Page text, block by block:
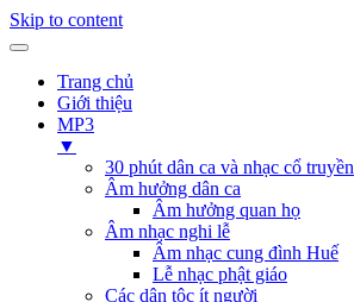
Skip to content
Trang chủ
Giới thiệu
MP3
▼
30 phút dân ca và nhạc cổ truyền
Âm hưởng dân ca
Âm hưởng quan họ
Âm nhạc nghi lễ
Âm nhạc cung đình Huế
Lễ nhạc phật giáo
Các dân tộc ít người